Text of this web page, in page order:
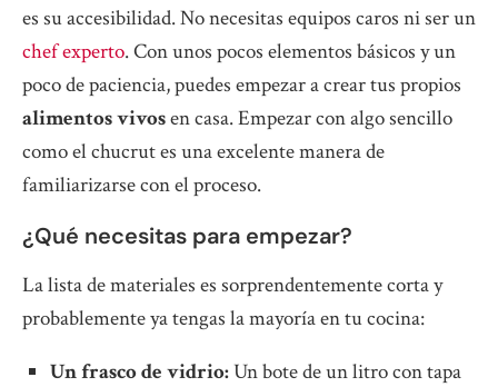
es su accesibilidad. No necesitas equipos caros ni ser un
chef experto. Con unos pocos elementos básicos y un
poco de paciencia, puedes empezar a crear tus propios
alimentos vivosen casa. Empezar con algo sencillo
como el chucrut es una excelente manera de
familiarizarse con el proceso.
¿Qué necesitas para empezar?
La lista de materiales es sorprendentemente corta y
probablemente ya tengas la mayoría en tu cocina:
Un frasco de vidrio: Un bote de un litro con tapa